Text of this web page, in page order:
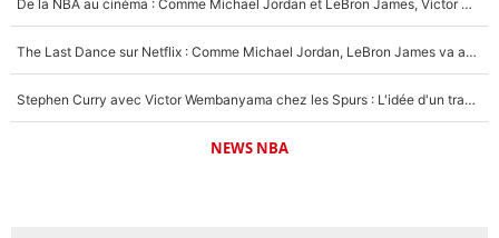
De la NBA au cinéma : Comme Michael Jordan et LeBron James, Victor Wembanyama rêve d'une carrière d'acteur !
The Last Dance sur Netflix : Comme Michael Jordan, LeBron James va avoir le droit à sa série !
Stephen Curry avec Victor Wembanyama chez les Spurs : L'idée d'un trade historique est lancée en NBA !
NEWS NBA